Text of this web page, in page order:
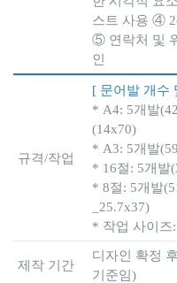
스트 사용 ④
⑤ 연락처 및
인
규격/작업
[ 문어발 개수
* A4: 5개발
(14x70)
* A3: 5개발
* 16절: 5개발
* 8절: 5개발
_25.7x37)
* 작업 사이즈
제작 기간
디자인 확정
기준임)